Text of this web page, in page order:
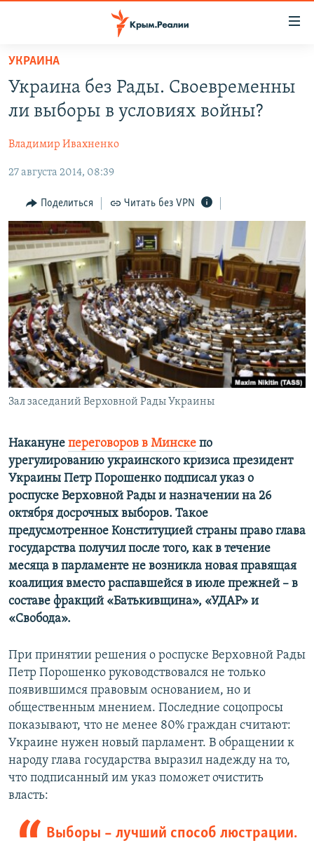
Вернуться
основному
содержанию
навигации
Вернутся
поиску
СПЕЦПРОЕКТЫ
КАРТА ВОЕННЫХ ОБЪЕКТОВ КРЫМА
11 ЛЕТ ОККУПАЦИИ КРЫМА. 11 ИСТОРИЙ СОПРОТИВЛЕНИЯ
ИСТОРИЯ
ЕЩЕ
ИНТЕРАКТИВ
ИНФОГРАФИКА
ТЕЛЕПРОЕКТ КРЫМ.РЕАЛИИ
СОВЕТЫ ПРАВОЗАЩИТНИКОВ
ПРОПАВШИЕ БЕЗ ВЕСТИ
ПОБЕДИТЕЛЕЙ НЕ СУДЯТ?
КРЫМ.НЕПОКОРЕННЫЙ
ELIFBE
УКРАИНСКАЯ ПРОБЛЕМА КРЫМА
РАДІО СВОБОДА
КАК ОБОЙТИ БЛОКИРОВКУ
Українською
Qırımtatar
ПРИСОЕДИНЯЙТЕСЬ!
УКРАИНА
Украина без Рады. Своевременны
ли выборы в условиях войны?
Владимир Ивахненко
27 августа 2014, 08:39
Поделиться Читать без VPN
Зал заседаний Верховной Рады Украины
Накануне переговоров в Минске по
урегулированию украинского кризиса президент
Украины Петр Порошенко подписал указ о
роспуске Верховной Рады и назначении на 26
октября досрочных выборов. Такое
предусмотренное Конституцией страны право глава
государства получил после того, как в течение
месяца в парламенте не возникла новая правящая
коалиция вместо распавшейся в июле прежней – в
составе фракций «Батькивщина», «УДАР» и
«Свобода».
При принятии решения о роспуске Верховной Рады
Петр Порошенко руководствовался не только
появившимся правовым основанием, но и
общественным мнением. Последние соцопросы
показывают, что не менее 80% граждан считают:
Украине нужен новый парламент. В обращении к
народу глава государства выразил надежду на то,
что подписанный им указ поможет очистить
власть:
Выборы – лучший способ люстрации.